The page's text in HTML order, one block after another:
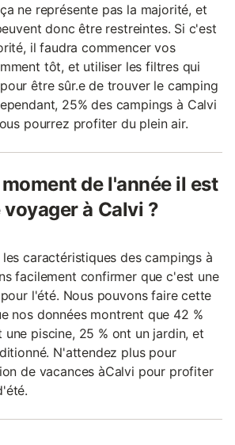
ne représente pas la majorité, et
donc être restreintes. Si c'est
il faudra commencer vos
tôt, et utiliser les filtres qui
être sûr.e de trouver le camping
25% des campings à Calvi
pourrez profiter du plein air.
de l'année il est
à Calvi ?
caractéristiques des campings à
facilement confirmer que c'est une
l'été. Nous pouvons faire cette
nos données montrent que 42 %
piscine, 25 % ont un jardin, et
N'attendez plus pour
de vacances àCalvi pour profiter